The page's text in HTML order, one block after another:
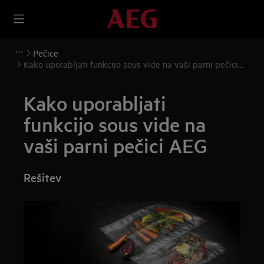
Pečice
Kako uporabljati funkcijo sous vide na vaši parni pečici
Kako uporabljati
funkcijo sous vide na
vaši parni pečici AEG
Rešitev